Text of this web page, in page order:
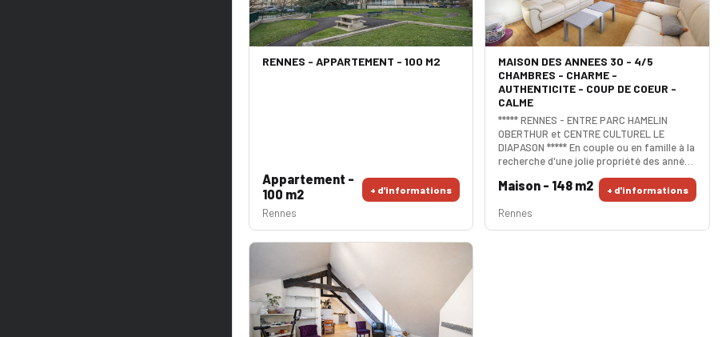
RENNES - APPARTEMENT - 100 M2
Appartement -
100 m2
+ d'informations
Rennes
MAISON DES ANNEES 30 - 4/5
CHAMBRES - CHARME -
AUTHENTICITE - COUP DE COEUR -
CALME
***** RENNES - ENTRE PARC HAMELIN
OBERTHUR et CENTRE CULTUREL LE
DIAPASON ***** En couple ou en famille à la
recherche d'une jolie propriété des années
pépite au charme incroyable possède un
espace de vie comprenant un salon-
séjour double et une cuisine indépendante
très fonctionnelle. La suite parentale
Maison - 148 m2 + d'informations
Rennes